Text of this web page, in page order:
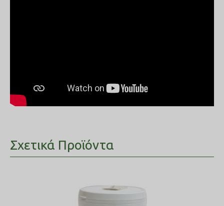
Σχετικά Προϊόντα